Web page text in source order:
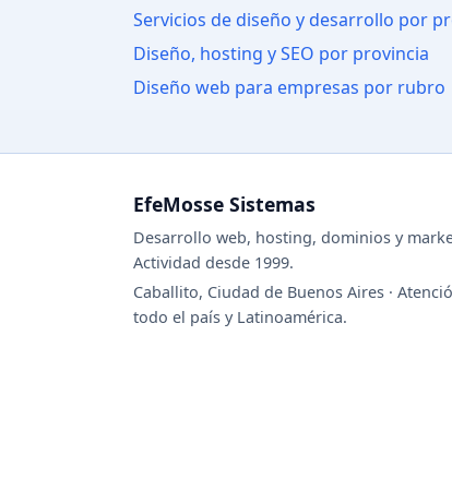
Servicios de diseño y desarrollo por
Diseño, hosting y SEO por provincia
Diseño web para empresas por rubro
EfeMosse Sistemas
Desarrollo web, hosting, dominios y
Actividad desde 1999.
Caballito, Ciudad de Buenos Aires ·
todo el país y Latinoamérica.